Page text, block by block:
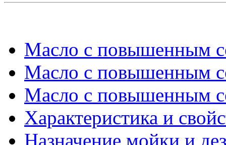
Масло с повышенным
Масло с повышенным
Масло с повышенным
Характеристика и
Назначение мойки и